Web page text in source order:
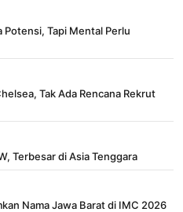
Potensi, Tapi Mental Perlu
Tak Ada Rencana Rekrut
Terbesar di Asia Tenggara
Nama Jawa Barat di IMC 2026